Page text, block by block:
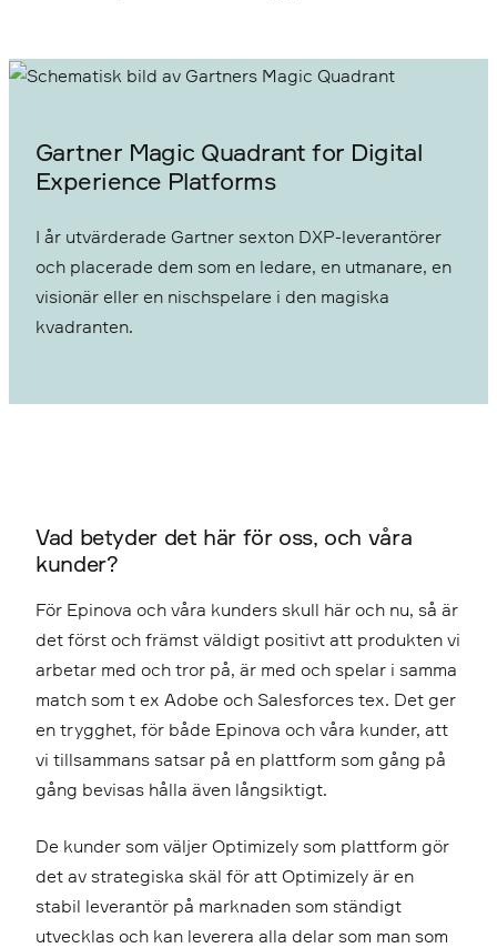
Gartner Magic Quadrant for Digital
Experience Platforms
I år utvärderade Gartner sexton DXP-leverantörer
och placerade dem som en ledare, en utmanare, en
visionär eller en nischspelare i den magiska
kvadranten.
Vad betyder det här för oss, och våra
kunder?
För Epinova och våra kunders skull här och nu, så är
det först och främst väldigt positivt att produkten vi
arbetar med och tror på, är med och spelar i samma
match som t ex Adobe och Salesforces tex. Det ger
en trygghet, för både Epinova och våra kunder, att
vi tillsammans satsar på en plattform som gång på
gång bevisas hålla även långsiktigt.
De kunder som väljer Optimizely som plattform gör
det av strategiska skäl för att Optimizely är en
stabil leverantör på marknaden som ständigt
utvecklas och kan leverera alla delar som man som